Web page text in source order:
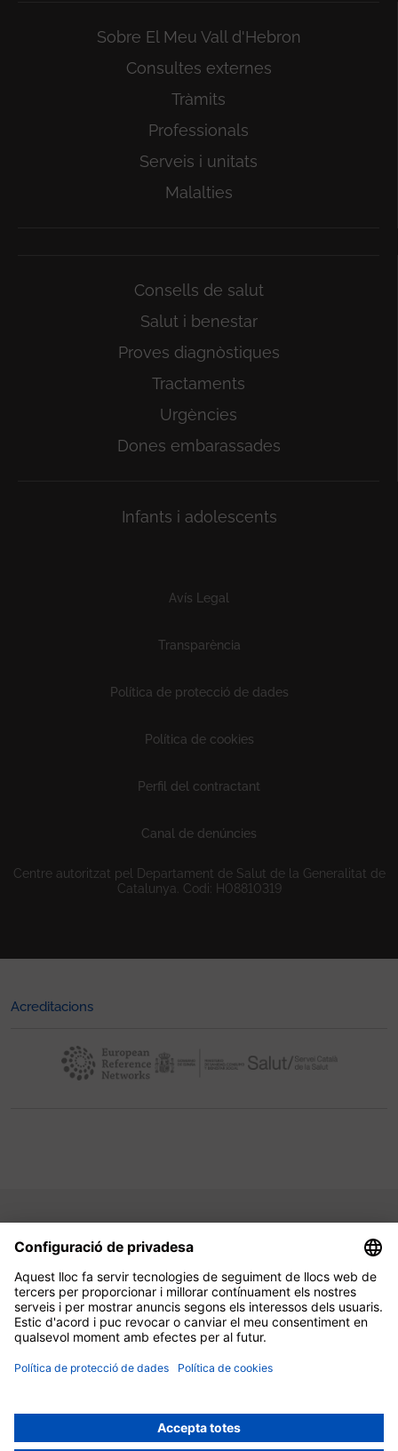
Sobre El Meu Vall d'Hebron
Consultes externes
Tràmits
Professionals
Serveis i unitats
Malalties
Consells de salut
Salut i benestar
Proves diagnòstiques
Tractaments
Urgències
Dones embarassades
Infants i adolescents
Avís Legal
Transparència
Política de protecció de dades
Política de cookies
Perfil del contractant
Canal de denúncies
Centre autoritzat pel Departament de Salut de la Generalitat de
Catalunya. Codi: H08810319
Acreditacions